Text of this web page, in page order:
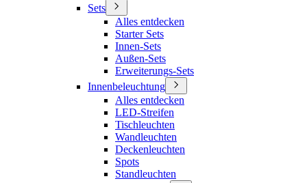
Sets
Alles entdecken
Starter Sets
Innen-Sets
Außen-Sets
Erweiterungs-Sets
Innenbeleuchtung
Alles entdecken
LED-Streifen
Tischleuchten
Wandleuchten
Deckenleuchten
Spots
Standleuchten